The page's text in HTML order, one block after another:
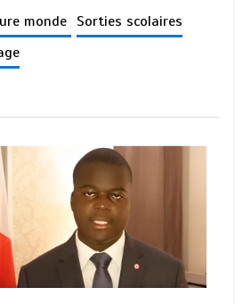
monde
Sorties scolaires